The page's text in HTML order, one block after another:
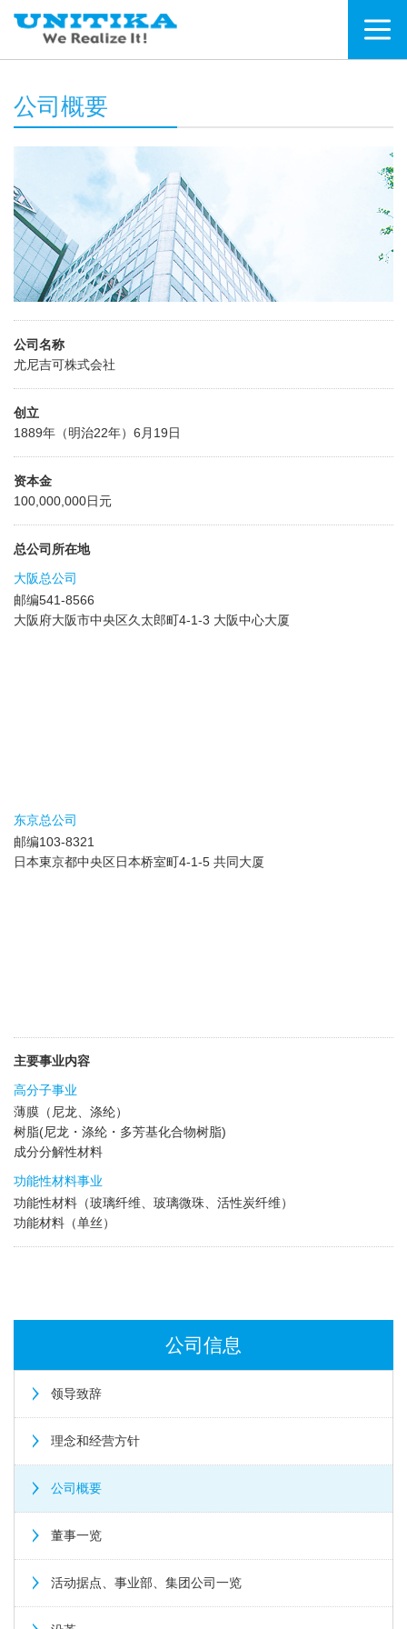
公司概要
公司名称
尤尼吉可株式会社
创立
1889年（明治22年）6月19日
资本金
100,000,000日元
总公司所在地
大阪总公司
邮编541-8566
大阪府大阪市中央区久太郎町4-1-3 大阪中心大厦
东京总公司
邮编103-8321
日本東京都中央区日本桥室町4-1-5 共同大厦
主要事业内容
高分子事业
薄膜（尼龙、涤纶）
树脂(尼龙・涤纶・多芳基化合物树脂)
成分分解性材料
功能性材料事业
功能性材料（玻璃纤维、玻璃微珠、活性炭纤维）
功能材料（单丝）
公司信息
领导致辞
理念和经营方针
公司概要
董事一览
活动据点、事业部、集团公司一览